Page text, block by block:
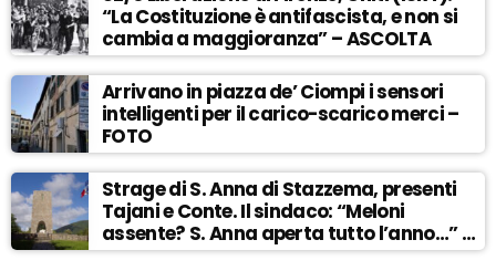
“La Costituzione è antifascista, e non si
cambia a maggioranza” – ASCOLTA
Arrivano in piazza de’ Ciompi i sensori
intelligenti per il carico-scarico merci –
FOTO
Strage di S. Anna di Stazzema, presenti
Tajani e Conte. Il sindaco: “Meloni
assente? S. Anna aperta tutto l’anno…” –
ASCOLTA